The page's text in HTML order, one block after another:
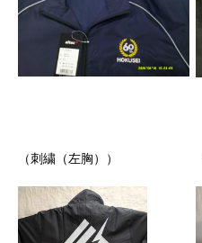
（刺繍（左胸））